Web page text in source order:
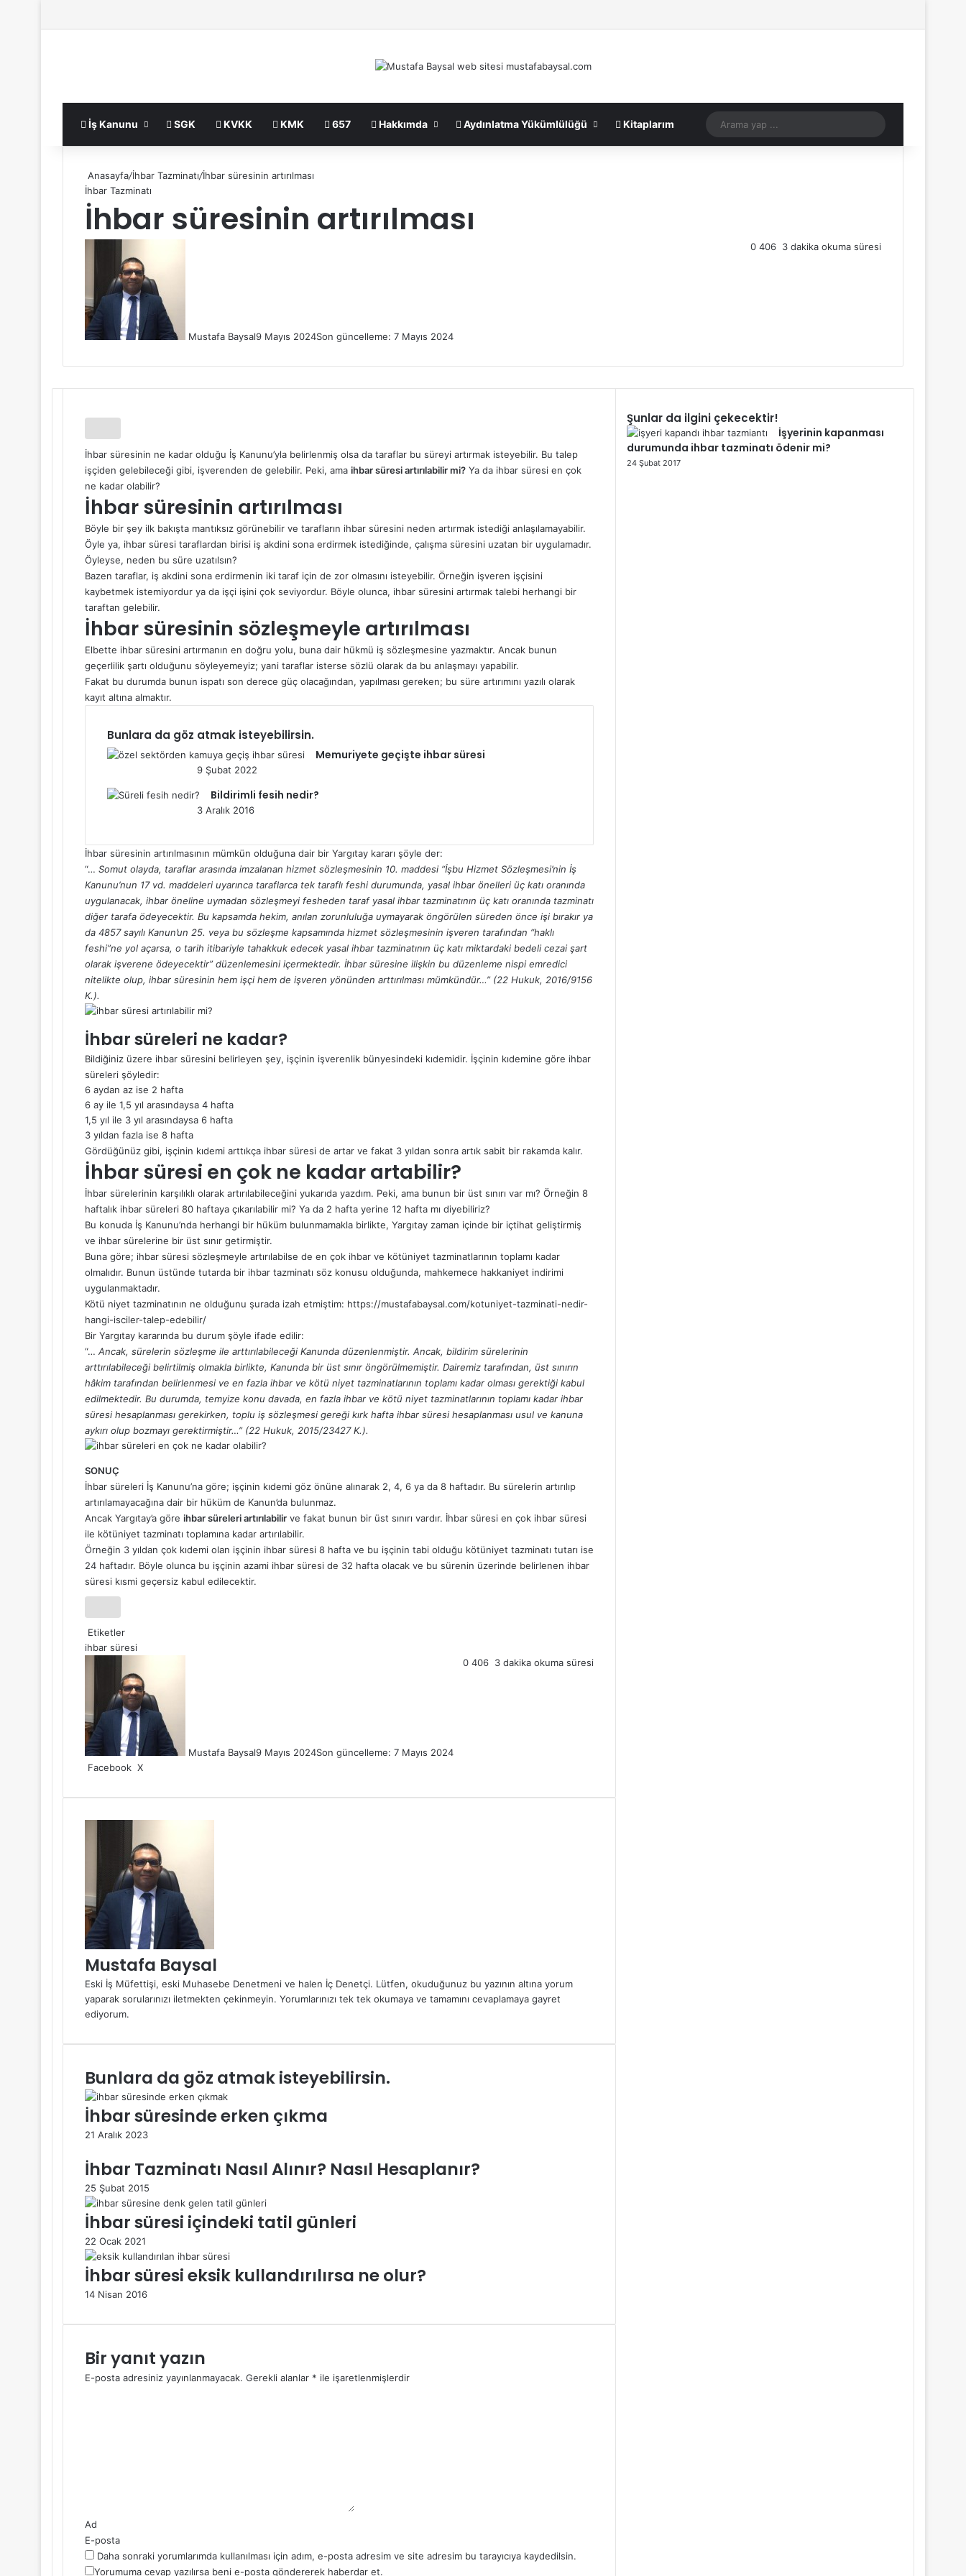
İş Kanunu SGK KVKK KMK 657 Hakkımda Aydınlatma Yükümlülüğü Kitaplarım Rastgele Makale
yap
Anasayfa/İhbar Tazminatı/İhbar süresinin artırılması
İhbar Tazminatı
İhbar süresinin artırılması
Mustafa Baysal9 Mayıs 2024Son güncelleme: 7 Mayıs 2024
0 406 3 dakika okuma süresi
İhbar süresinin ne kadar olduğu İş Kanunu’yla belirlenmiş olsa da taraflar bu süreyi artırmak isteyebilir. Bu talep
işçiden gelebileceği gibi, işverenden de gelebilir. Peki, ama ihbar süresi artırılabilir mi? Ya da ihbar süresi en çok
ne kadar olabilir?
İhbar süresinin artırılması
Böyle bir şey ilk bakışta mantıksız görünebilir ve tarafların ihbar süresini neden artırmak istediği anlaşılamayabilir.
Öyle ya, ihbar süresi taraflardan birisi iş akdini sona erdirmek istediğinde, çalışma süresini uzatan bir uygulamadır.
Öyleyse, neden bu süre uzatılsın?
Bazen taraflar, iş akdini sona erdirmenin iki taraf için de zor olmasını isteyebilir. Örneğin işveren işçisini
kaybetmek istemiyordur ya da işçi işini çok seviyordur. Böyle olunca, ihbar süresini artırmak talebi herhangi bir
taraftan gelebilir.
İhbar süresinin sözleşmeyle artırılması
Elbette ihbar süresini artırmanın en doğru yolu, buna dair hükmü iş sözleşmesine yazmaktır. Ancak bunun
geçerlilik şartı olduğunu söyleyemeyiz; yani taraflar isterse sözlü olarak da bu anlaşmayı yapabilir.
Fakat bu durumda bunun ispatı son derece güç olacağından, yapılması gereken; bu süre artırımını yazılı olarak
kayıt altına almaktır.
Bunlara da göz atmak isteyebilirsin.
Memuriyete geçişte ihbar süresi
9 Şubat 2022
Bildirimli fesih nedir?
3 Aralık 2016
İhbar süresinin artırılmasının mümkün olduğuna dair bir Yargıtay kararı şöyle der:
“… Somut olayda, taraflar arasında imzalanan hizmet sözleşmesinin 10. maddesi “İşbu Hizmet Sözleşmesi’nin İş
Kanunu’nun 17 vd. maddeleri uyarınca taraflarca tek taraflı feshi durumunda, yasal ihbar önelleri üç katı oranında
uygulanacak, ihbar öneline uymadan sözleşmeyi fesheden taraf yasal ihbar tazminatının üç katı oranında tazminatı
diğer tarafa ödeyecektir. Bu kapsamda hekim, anılan zorunluluğa uymayarak öngörülen süreden önce işi bırakır ya
da 4857 sayılı Kanun’un 25. veya bu sözleşme kapsamında hizmet sözleşmesinin işveren tarafından “haklı
feshi”ne yol açarsa, o tarih itibariyle tahakkuk edecek yasal ihbar tazminatının üç katı miktardaki bedeli cezai şart
olarak işverene ödeyecektir” düzenlemesini içermektedir. İhbar süresine ilişkin bu düzenleme nispi emredici
nitelikte olup, ihbar süresinin hem işçi hem de işveren yönünden arttırılması mümkündür…” (22 Hukuk, 2016/9156
K.).
İhbar süreleri ne kadar?
Bildiğiniz üzere ihbar süresini belirleyen şey, işçinin işverenlik bünyesindeki kıdemidir. İşçinin kıdemine göre ihbar
süreleri şöyledir:
6 aydan az ise 2 hafta
6 ay ile 1,5 yıl arasındaysa 4 hafta
1,5 yıl ile 3 yıl arasındaysa 6 hafta
3 yıldan fazla ise 8 hafta
Gördüğünüz gibi, işçinin kıdemi arttıkça ihbar süresi de artar ve fakat 3 yıldan sonra artık sabit bir rakamda kalır.
İhbar süresi en çok ne kadar artabilir?
İhbar sürelerinin karşılıklı olarak artırılabileceğini yukarıda yazdım. Peki, ama bunun bir üst sınırı var mı? Örneğin 8
haftalık ihbar süreleri 80 haftaya çıkarılabilir mi? Ya da 2 hafta yerine 12 hafta mı diyebiliriz?
Bu konuda İş Kanunu’nda herhangi bir hüküm bulunmamakla birlikte, Yargıtay zaman içinde bir içtihat geliştirmiş
ve ihbar sürelerine bir üst sınır getirmiştir.
Buna göre; ihbar süresi sözleşmeyle artırılabilse de en çok ihbar ve kötüniyet tazminatlarının toplamı kadar
olmalıdır. Bunun üstünde tutarda bir ihbar tazminatı söz konusu olduğunda, mahkemece hakkaniyet indirimi
uygulanmaktadır.
Kötü niyet tazminatının ne olduğunu şurada izah etmiştim: https://mustafabaysal.com/kotuniyet-tazminati-nedir-
hangi-isciler-talep-edebilir/
Bir Yargıtay kararında bu durum şöyle ifade edilir:
“… Ancak, sürelerin sözleşme ile arttırılabileceği Kanunda düzenlenmiştir. Ancak, bildirim sürelerinin
arttırılabileceği belirtilmiş olmakla birlikte, Kanunda bir üst sınır öngörülmemiştir. Dairemiz tarafından, üst sınırın
hâkim tarafından belirlenmesi ve en fazla ihbar ve kötü niyet tazminatlarının toplamı kadar olması gerektiği kabul
edilmektedir. Bu durumda, temyize konu davada, en fazla ihbar ve kötü niyet tazminatlarının toplamı kadar ihbar
süresi hesaplanması gerekirken, toplu iş sözleşmesi gereği kırk hafta ihbar süresi hesaplanması usul ve kanuna
aykırı olup bozmayı gerektirmiştir…” (22 Hukuk, 2015/23427 K.).
SONUÇ
İhbar süreleri İş Kanunu’na göre; işçinin kıdemi göz önüne alınarak 2, 4, 6 ya da 8 haftadır. Bu sürelerin artırılıp
artırılamayacağına dair bir hüküm de Kanun’da bulunmaz.
Ancak Yargıtay’a göre ihbar süreleri artırılabilir ve fakat bunun bir üst sınırı vardır. İhbar süresi en çok ihbar süresi
ile kötüniyet tazminatı toplamına kadar artırılabilir.
Örneğin 3 yıldan çok kıdemi olan işçinin ihbar süresi 8 hafta ve bu işçinin tabi olduğu kötüniyet tazminatı tutarı ise
24 haftadır. Böyle olunca bu işçinin azami ihbar süresi de 32 hafta olacak ve bu sürenin üzerinde belirlenen ihbar
süresi kısmi geçersiz kabul edilecektir.
Etiketler
ihbar süresi
Mustafa Baysal9 Mayıs 2024Son güncelleme: 7 Mayıs 2024
0 406 3 dakika okuma süresi
Facebook X
ile
Mustafa Baysal
Eski İş Müfettişi, eski Muhasebe Denetmeni ve halen İç Denetçi. Lütfen, okuduğunuz bu yazının altına yorum
yaparak sorularınızı iletmekten çekinmeyin. Yorumlarınızı tek tek okumaya ve tamamını cevaplamaya gayret
ediyorum.
Bunlara da göz atmak isteyebilirsin.
İhbar süresinde erken çıkma
21 Aralık 2023
İhbar Tazminatı Nasıl Alınır? Nasıl Hesaplanır?
25 Şubat 2015
İhbar süresi içindeki tatil günleri
22 Ocak 2021
İhbar süresi eksik kullandırılırsa ne olur?
14 Nisan 2016
Bir yanıt yazın
E-posta adresiniz yayınlanmayacak. Gerekli alanlar * ile işaretlenmişlerdir
Ad
E-posta
Daha sonraki yorumlarımda kullanılması için adım, e-posta adresim ve site adresim bu tarayıcıya kaydedilsin.
Yorumuma cevap yazılırsa beni e-posta göndererek haberdar et.
Şunlar da ilgini çekecektir!
Kapalı
İşyerinin kapanması
durumunda ihbar tazminatı ödenir mi?
24 Şubat 2017